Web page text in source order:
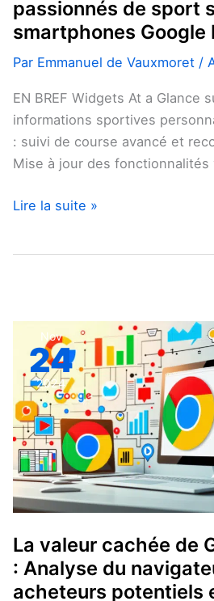
passionnés de sport
smartphones Google
Par Emmanuel de Vauxmoret /
EN BREF Widgets At a Glance
informations sportives
: suivi de course avancé et
Mise à jour des fonctionnalités
Google
Pixel
Lire la suite »
Nov
24
2024
La valeur cachée de
: Analyse du
acheteurs potentiels
valeur
cachée
de
Google
Chrome
Analyse
du
ses
acheteurs
potentiels